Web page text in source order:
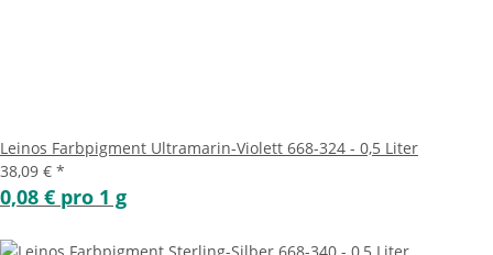
Leinos Farbpigment Ultramarin-Violett 668-324 - 0,5 Liter
38,09 € *
0,08 € pro 1 g